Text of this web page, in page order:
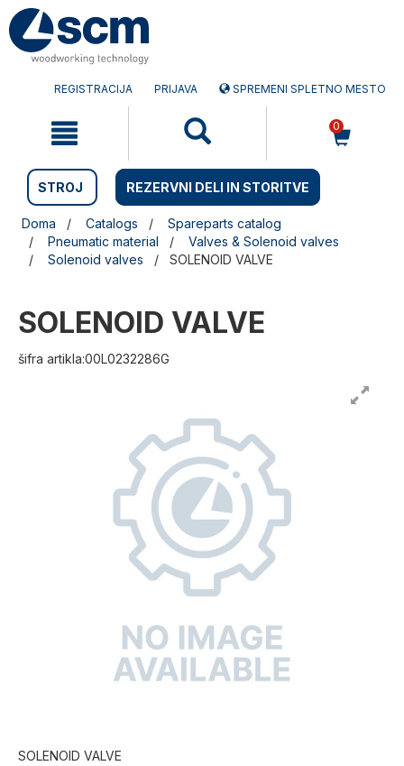
Preskočite
na
vsebino
Preskočite
na
navigacijski
REGISTRACIJA PRIJAVA SPREMENI SPLETNO MESTO
0
STROJ REZERVNI DELI IN STORITVE
Doma Catalogs
Spareparts catalog
Pneumatic material
Valves & Solenoid valves
Solenoid valves
SOLENOID VALVE
SOLENOID VALVE
šifra artikla:00L0232286G
SOLENOID VALVE